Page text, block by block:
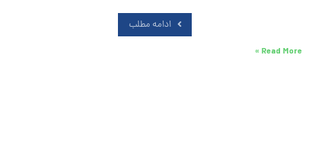
ادامه مطلب
Read More »